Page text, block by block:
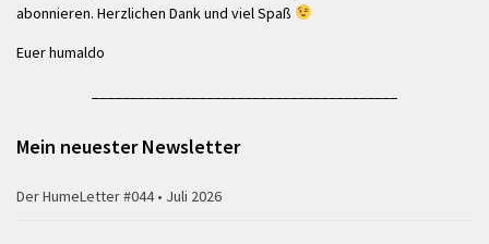
abonnieren. Herzlichen Dank und viel Spaß
Euer humaldo
Mein neuester Newsletter
Der HumeLetter #044 • Juli 2026